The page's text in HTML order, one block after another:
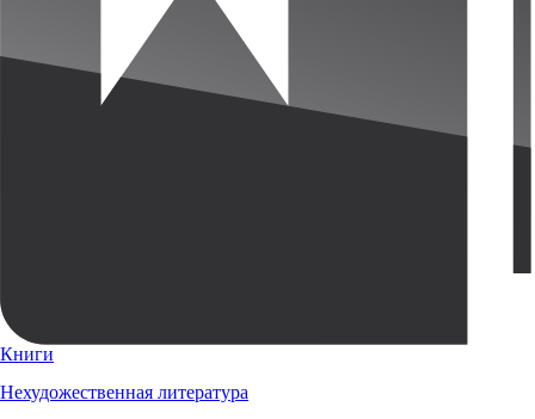
Книги
Нехудожественная литература